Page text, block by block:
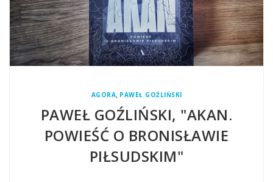
AGORA, PAWEŁ GOŹLIŃSKI
PAWEŁ GOŹLIŃSKI, "AKAN.
POWIEŚĆ O BRONISŁAWIE
PIŁSUDSKIM"